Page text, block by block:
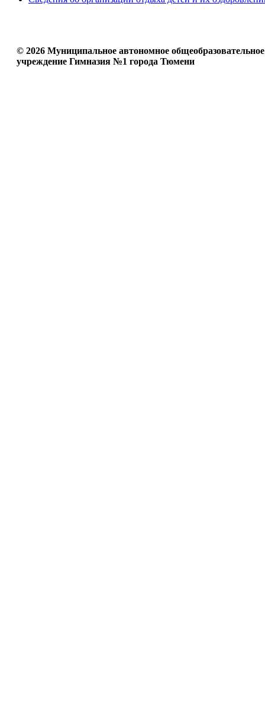
© 2026 Муниципальное автономное общеобразовательное
учреждение Гимназия №1 города Тюмени